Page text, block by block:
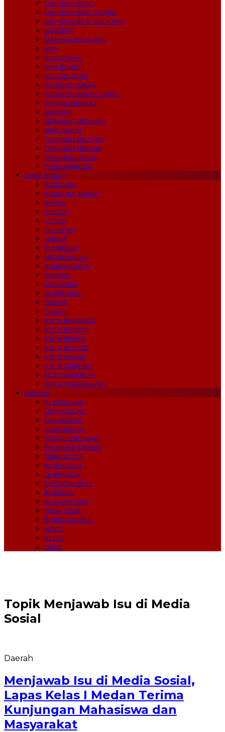
LABUHAN BATU
LABUHAN BATU UTARA
LABUHAN BATU SELATAN
LANGKAT
MANDAILING NATAL
NIAS
NIAS UTARA
NIAS BARAT
NIAS SELATAN
PADANG LAWAS
PADANG LAWAS UTARA
PAKPAK BHARAT
SAMOSIR
SERDANG BEDAGAI
SIMALUGUN
TAPANULI SELATAN
TAPANULI TENGAH
TAPANULI UTARA
TOBA SAMOSIR
JAWA BARAT
BANDUNG
BANDUNG BARAT
BEKASI
BOGOR
CIAMIS
CIREBON
GARUT
KUNINGAN
MAJALENGKA
PURWAKARTA
SUBANG
SUKABUMI
SUMEDANG
DEPOK
CIMAHI
KOTA BANDUNG
KOTA BANJAR
KOTA BEKASI
KOTA BOGOR
KOTA CIMAHI
KOTA CIREBON
KOTA SUKABUMI
KOTA TASIKMALAYA
LAINNYA
PENDIDIKAN
LINGKUNGAN
PARIWISATA
HUMANIORA
SOSIAL & BUDAYA
EKONOMI & BISNIS
TEKNOLOGI
KESEHATAN
OLAHRAGA
ENTERTAIMENT
INSPIRASI
WAWANCARA
DANA DESA
INTERNASIONAL
VIDEO
RELIGI
OPINI
Topik Menjawab Isu di Media
Sosial
Daerah
Menjawab Isu di Media Sosial,
Lapas Kelas I Medan Terima
Kunjungan Mahasiswa dan
Masyarakat